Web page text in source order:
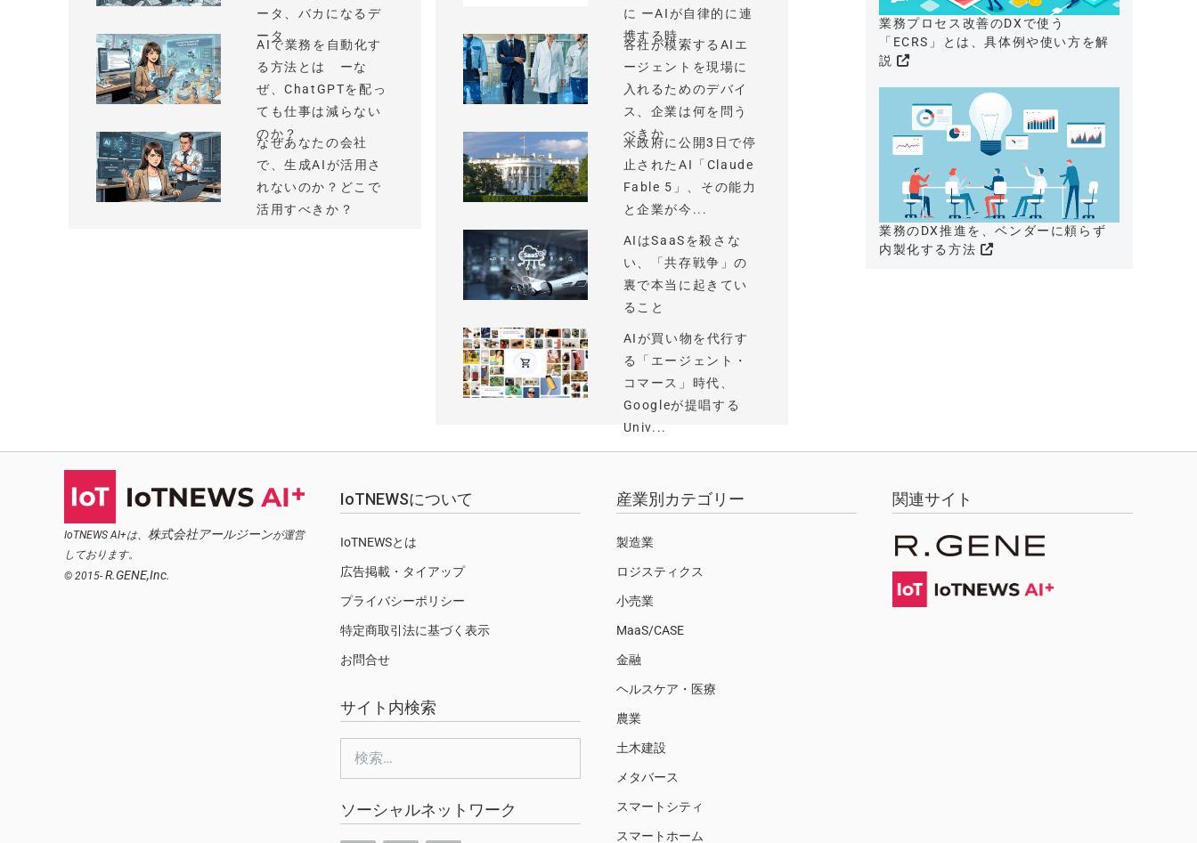
ータ、バカになるデ
ータ
AIで業務を自動化す
る方法とは ーな
ぜ、ChatGPTを配っ
ても仕事は減らない
のか？
なぜあなたの会社
で、生成AIが活用さ
れないのか？どこで
活用すべきか？
に ーAIが自律的に連
携する時...
各社が模索するAIエ
ージェントを現場に
入れるためのデバイ
ス、企業は何を問う
べきか
米政府に公開3日で停
止されたAI「Claude
Fable 5」、その能力
と企業が今...
AIはSaaSを殺さな
い、「共存戦争」の
裏で本当に起きてい
ること
AIが買い物を代行す
る「エージェント・
コマース」時代、
Googleが提唱する
Univ...
業務プロセス改善のDXで使う
「ECRS」とは、具体例や使い方を解
説
業務のDX推進を、ベンダーに頼らず
内製化する方法
IoTNEWS AI+は、 株式会社アールジーンが運営
しております。
© 2015- R.GENE,Inc.
IoTNEWSについて
IoTNEWSとは
広告掲載・タイアップ
プライバシーポリシー
特定商取引法に基づく表示
お問合せ
サイト内検索
索:
ソーシャルネットワーク
産業別カテゴリー
製造業
ロジスティクス
小売業
MaaS/CASE
金融
ヘルスケア・医療
農業
土木建設
メタバース
スマートシティ
スマートホーム
関連サイト